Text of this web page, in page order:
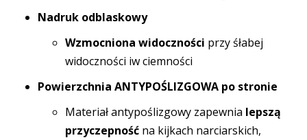
Nadruk odblaskowy
Wzmocniona widoczności przy śłabej
widoczności iw ciemności
Powierzchnia ANTYPOŚLIZGOWA po stronie
Materiał antypoślizgowy zapewnia lepszą
przyczepność na kijkach narciarskich,